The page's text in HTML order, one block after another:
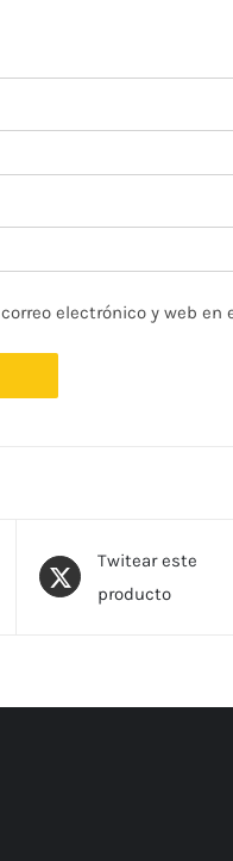
electrónico y web
Twitear este
producto